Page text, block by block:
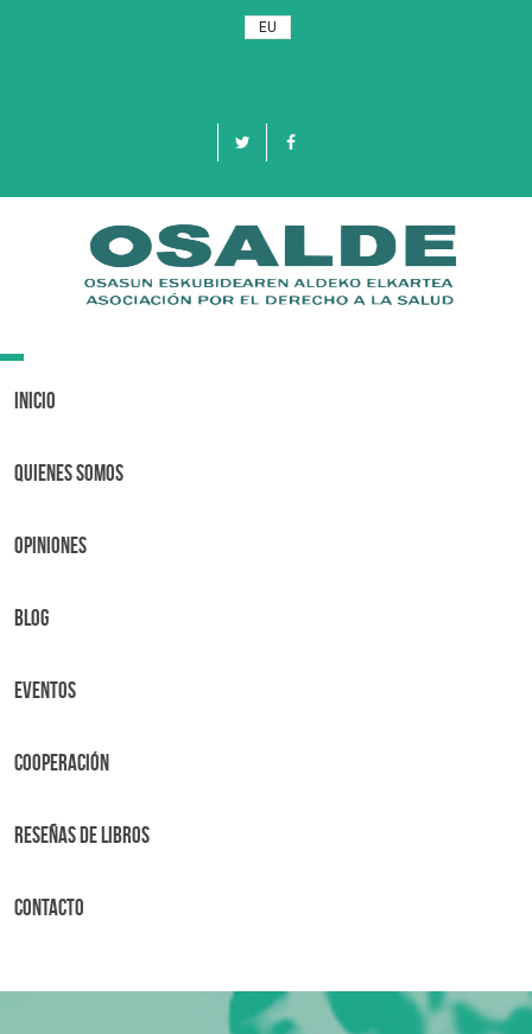
EU
Toggle
Inicio
Quienes Somos
OPINIONES
BLOG
Eventos
Cooperación
Reseñas de libros
Contacto